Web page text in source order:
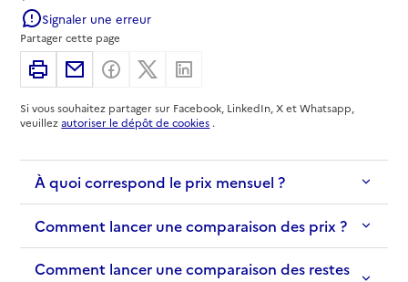
Signaler une erreur
Partager cette page
ImprimerPartager par email
Partager sur Facebook
Partager sur X
Si vous souhaitez partager sur Facebook, LinkedIn, X et Whatsapp,
veuillezautoriser le dépôt de cookies .
À quoi correspond le prix mensuel ?
Comment lancer une comparaison des prix ?
Comment lancer une comparaison des restes